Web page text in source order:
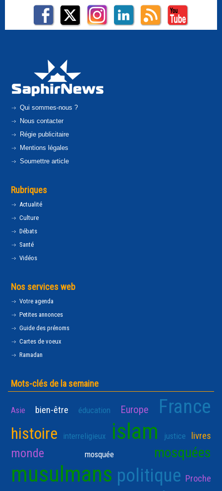
Qui sommes-nous ?
Nous contacter
Régie publicitaire
Mentions légales
Soumettre article
Rubriques
Actualité
Culture
Débats
Santé
Vidéos
Nos services web
Votre agenda
Petites annonces
Guide des prénoms
Cartes de voeux
Ramadan
Mots-clés de la semaine
Asie bien-être éducation Europe France
histoire interreligieux islam justice livres
monde mosquée mosquées
musulmans politique Proche